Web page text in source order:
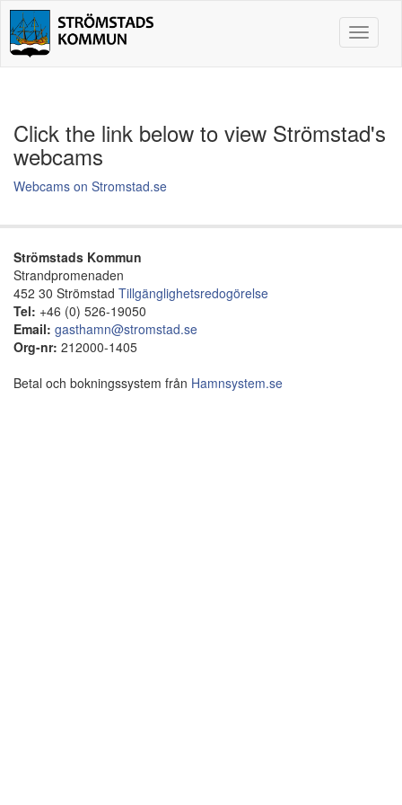
Toggle
Click the link below to view Strömstad's
webcams
Webcams on Stromstad.se
Strömstads Kommun
Strandpromenaden
452 30 Strömstad Tillgänglighetsredogörelse
Tel: +46 (0) 526-19050
Email: gasthamn@stromstad.se
Org-nr: 212000-1405
Betal och bokningssystem från Hamnsystem.se